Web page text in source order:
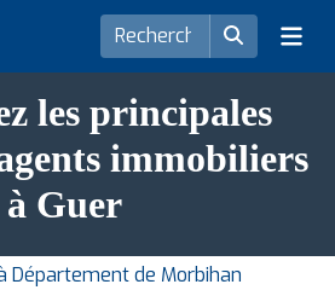
les principales
immobiliers
à Guer
Département de Morbihan